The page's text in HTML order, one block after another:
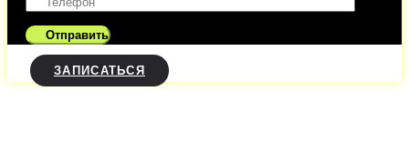
ЗАПИСАТЬСЯ